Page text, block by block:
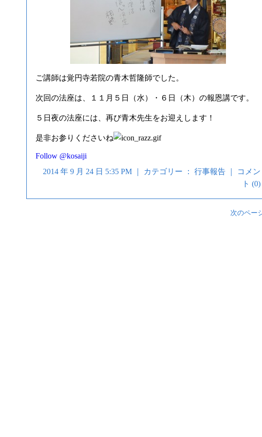
ご講師は覚円寺若院の青木哲隆師でした。
次回の法座は、１１月５日（水）・６日（木）の報恩講です。
５日夜の法座には、再び青木先生をお迎えします！
是非お参りくださいね
Follow @kosaiji
2014 年 9 月 24 日 5:35 PM ｜ カテゴリー ： 行事報告
コメン
ト (0)
次のペー